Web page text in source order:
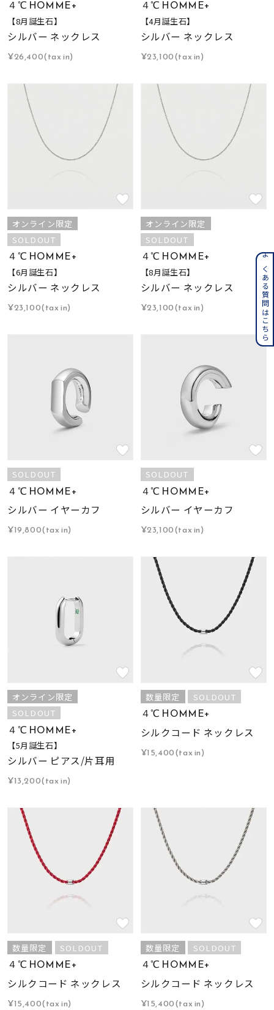
４℃ HOMME+
【8月誕生石】
シルバー ネックレス
¥26,400(tax in)
４℃ HOMME+
【4月誕生石】
シルバー ネックレス
¥23,100(tax in)
オンライン限定
SOLDOUT
４℃ HOMME+
【6月誕生石】
シルバー ネックレス
¥23,100(tax in)
オンライン限定
SOLDOUT
４℃ HOMME+
【8月誕生石】
シルバー ネックレス
¥23,100(tax in)
SOLDOUT
４℃ HOMME+
シルバー イヤーカフ
¥19,800(tax in)
SOLDOUT
４℃ HOMME+
シルバー イヤーカフ
¥23,100(tax in)
オンライン限定
SOLDOUT
４℃ HOMME+
【5月誕生石】
シルバー ピアス/片耳用
¥13,200(tax in)
数量限定 SOLDOUT
４℃ HOMME+
シルクコード ネックレス
¥15,400(tax in)
数量限定 SOLDOUT
４℃ HOMME+
シルクコード ネックレス
¥15,400(tax in)
数量限定 SOLDOUT
４℃ HOMME+
シルクコード ネックレス
¥15,400(tax in)
よくある質問はこちら